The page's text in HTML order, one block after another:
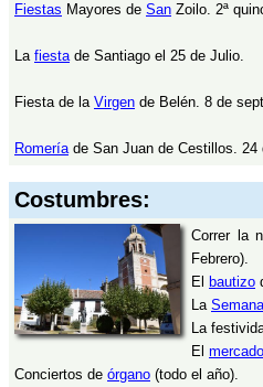
Fiestas Mayores de San Zoilo. 2ª
La fiestade Santiago el 25 de Julio.
Fiesta de la Virgen de Belén. 8 de
Romeríade San Juan de Cestillos. 24
Costumbres:
Correr la
Febrero).
El bautizo
La
La
El mercado
Conciertos de órgano (todo el año).